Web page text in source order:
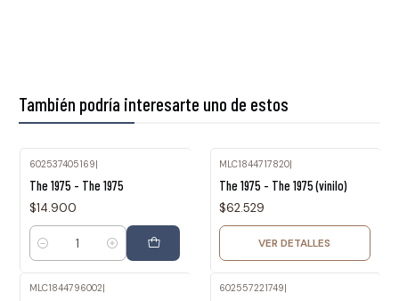
También podría interesarte uno de estos
602537405169|
The 1975 - The 1975
$14.900
Cantidad
MLC1844717820|
The 1975 - The 1975 (vinilo)
$62.529
VER DETALLES
MLC1844796002| 602557221749